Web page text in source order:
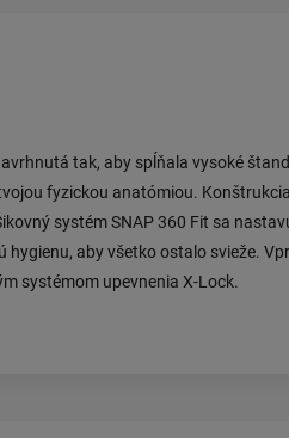
tak, aby spĺňala vysoké
fyzickou anatómiou.
systém SNAP 360 Fit sa
hygienu, aby všetko ostalo svieže.
systémom upevnenia X-Lock.